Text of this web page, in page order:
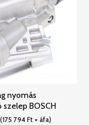
nyomás
szelep BOSCH
(175 794 Ft + áfa)